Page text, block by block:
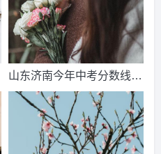
山东济南今年中考分数线出
来了吗？济南中考总分多